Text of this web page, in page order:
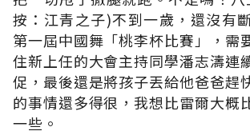
按：江青之子)不到一歲，還沒有
第一屆中國舞「桃李杯比賽」，需
住新上任的大會主持同學潘志濤連
促，最後還是將孩子丟給他爸爸趕
的事情還多得很，我想比雷爾大概
一些。